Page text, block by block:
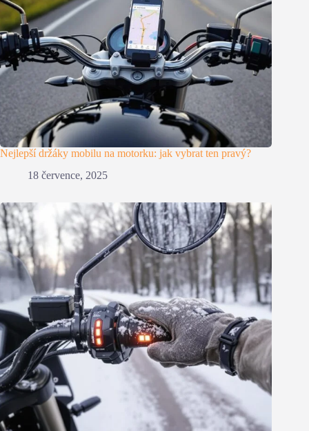
Nejlepší držáky mobilu na motorku: jak vybrat ten pravý?
18 července, 2025